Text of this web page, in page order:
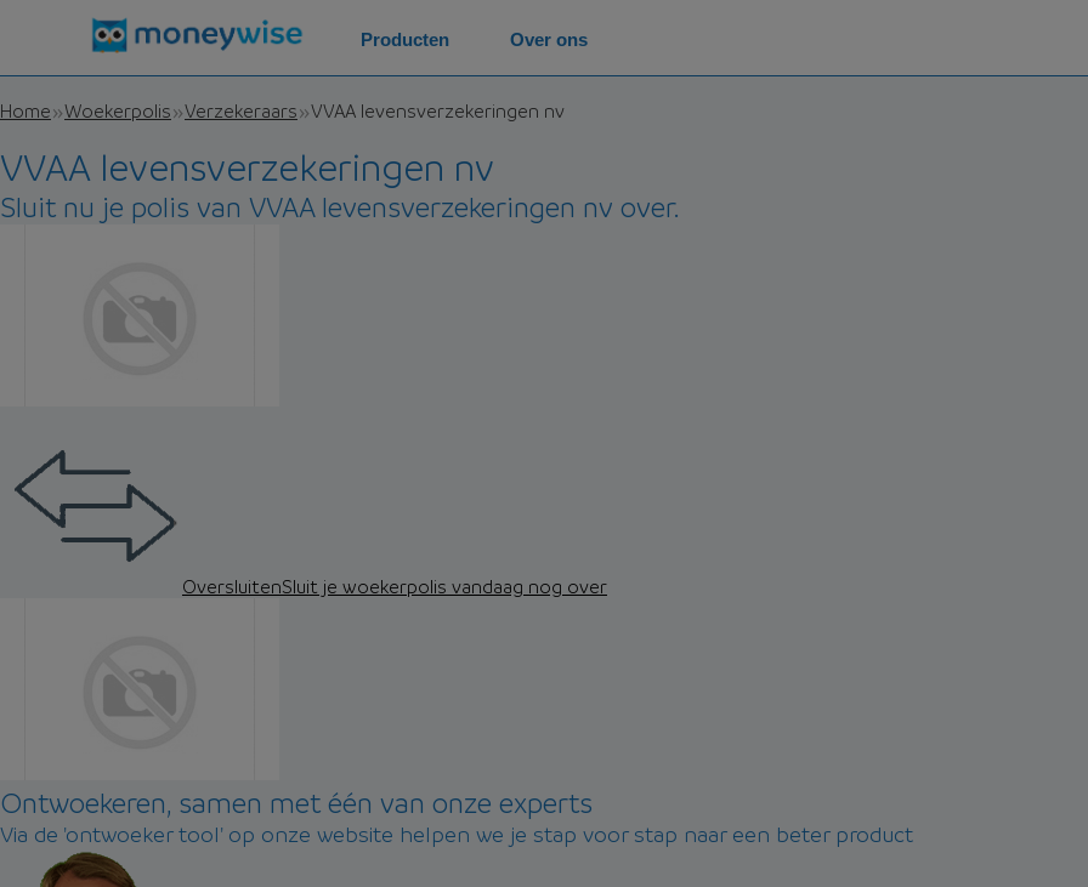
Home Woekerpolis Verzekeraars VVAA levensverzekeringen nv
VVAA levensverzekeringen nv
Sluit nu je polis van VVAA levensverzekeringen nv over.
OversluitenSluit je woekerpolis vandaag nog over
Ontwoekeren, samen met één van onze experts
Via de 'ontwoeker tool' op onze website helpen we je stap voor stap naar een beter product
Producten Over ons